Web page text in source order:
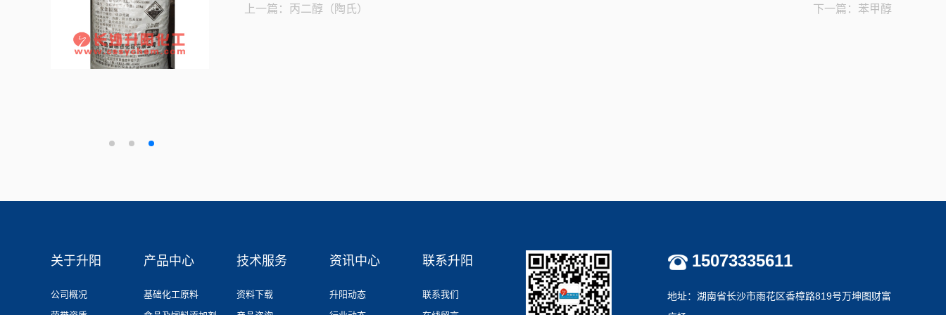
上一篇：丙二醇（陶氏） 下一篇：苯甲醇
关于升阳
公司概况
产品中心
基础化工原料
技术服务
资料下载
资讯中心
升阳动态
联系升阳
联系我们
15073335611
地址：湖南省长沙市雨花区香樟路819号万坤图财富